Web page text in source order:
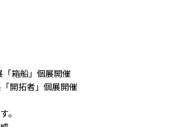
箱船」個展開催
開拓者」個展開催
。